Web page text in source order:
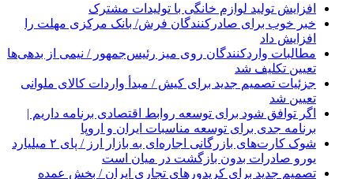
افزایش تولید لوازم خانگی با تولیدات مشترک
خبر خوب برای صادرکنندگان فرش/ بانک مرکزی مهلت را
افزایش داد
مطالبات واردکنندگان روی میز رئیس‌جمهور / نیمی از بدهی‌ها
تعیین تکلیف شد
جزئیات تصمیم جدید برای کیش / مبدأ واردات کالای ملوانی
تعیین شد
اگر توافق شود برای توسعه روابط اقتصادی برنامه داریم |
برنامه جدی برای توسعه مناسبات ایران و اروپا
شوک کارت‌های بازرگانی اجاره‌ای به بازار ارز / پای ۲ میلیارد
یورو صادرات بدون بازگشت در میان است
تصمیم جدید برای کریدورهای تجاری ایران / بخش عمده